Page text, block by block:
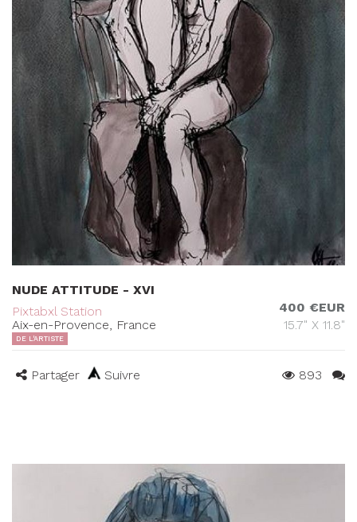
NUDE ATTITUDE - XVI
Pixtabxl Station
Aix-en-Provence, France
400 €EUR
15.7" X 11.8"
DE L'ARTISTE
Partager Suivre 893